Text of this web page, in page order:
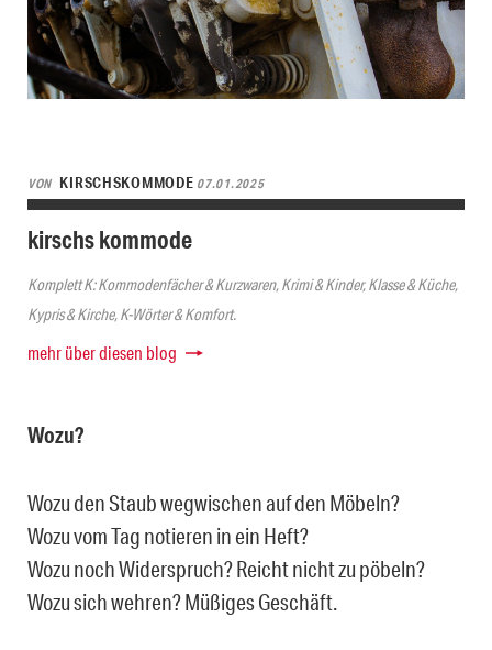
VON KIRSCHSKOMMODE 07.01.2025
kirschs kommode
Komplett K: Kommodenfächer & Kurzwaren, Krimi & Kinder, Klasse & Küche,
Kypris & Kirche, K-Wörter & Komfort.
mehr über diesen blog
Wozu?
Wozu den Staub wegwischen auf den Möbeln?
Wozu vom Tag notieren in ein Heft?
Wozu noch Widerspruch? Reicht nicht zu pöbeln?
Wozu sich wehren? Müßiges Geschäft.